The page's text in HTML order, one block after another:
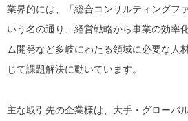
業界的には、「総合コンサルティングフ
いう名の通り、経営戦略から事業の効率
ム開発など多岐にわたる領域に必要な人
じて課題解決に動いています。
主な取引先の企業様は、 大手・グローバ